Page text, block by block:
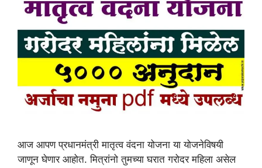
आज आपण प्रधानमंत्री मातृत्व वंदना योजना या योजनेविषयी
जाणून घेणार आहोत. मित्रांनो तुमच्या घरात गरोदर महिला असेल